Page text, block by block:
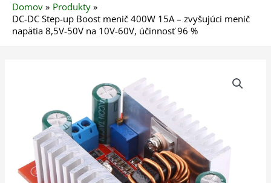
Domov
Produkty
DC-DC Step-up Boost menič 400W 15A – zvyšujúci menič
napätia 8,5V-50V na 10V-60V, účinnosť 96 %
Boost
menič
400W